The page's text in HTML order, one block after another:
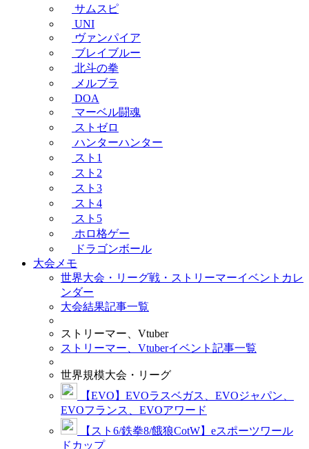
サムスピ
UNI
ヴァンパイア
ブレイブルー
北斗の拳
メルブラ
DOA
マーベル闘魂
ストゼロ
ハンターハンター
スト1
スト2
スト3
スト4
スト5
ホロ格ゲー
ドラゴンボール
大会メモ
世界大会・リーグ戦・ストリーマーイベントカレ
ンダー
大会結果記事一覧
ストリーマー、Vtuber
ストリーマー、Vtuberイベント記事一覧
世界規模大会・リーグ
【EVO】EVOラスベガス、EVOジャパン、
EVOフランス、EVOアワード
【スト6/鉄拳8/餓狼CotW】eスポーツワール
ドカップ